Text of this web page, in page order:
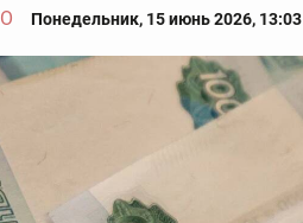
Понедельник, 15 июнь 2026, 13:03